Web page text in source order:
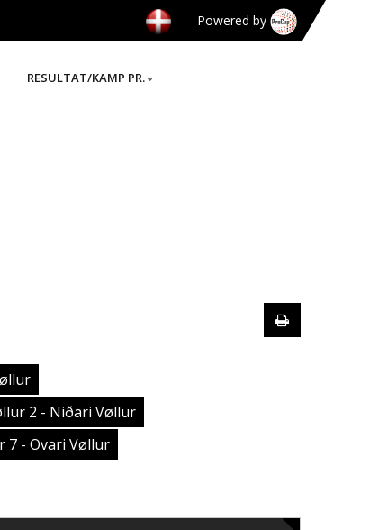
Powered by
RESULTAT/KAMP PR.
2 - Niðari Vøllur
7 - Ovari Vøllur